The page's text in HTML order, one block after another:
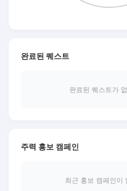
완료된 퀘스트
완료된 퀘스트가
주력 홍보 캠페인
최근 홍보 캠페인이